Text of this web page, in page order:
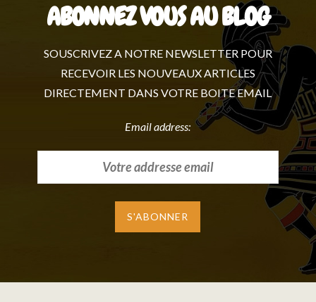
ABONNEZ VOUS AU BLOG
SOUSCRIVEZ A NOTRE NEWSLETTER POUR
RECEVOIR LES NOUVEAUX ARTICLES
DIRECTEMENT DANS VOTRE BOITE EMAIL
Email address: